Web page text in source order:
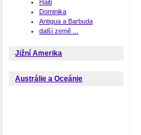
Haiti
Dominika
Antigua a Barbuda
další země ...
Jižní Amerika
Austrálie a Oceánie